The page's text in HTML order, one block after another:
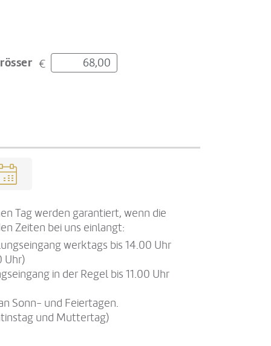
€
Tag werden garantiert, wenn die
Zeiten bei uns einlangt:
werktags bis 14.00 Uhr
Uhr)
in der Regel bis 11.00 Uhr
Sonn- und Feiertagen.
und Muttertag)